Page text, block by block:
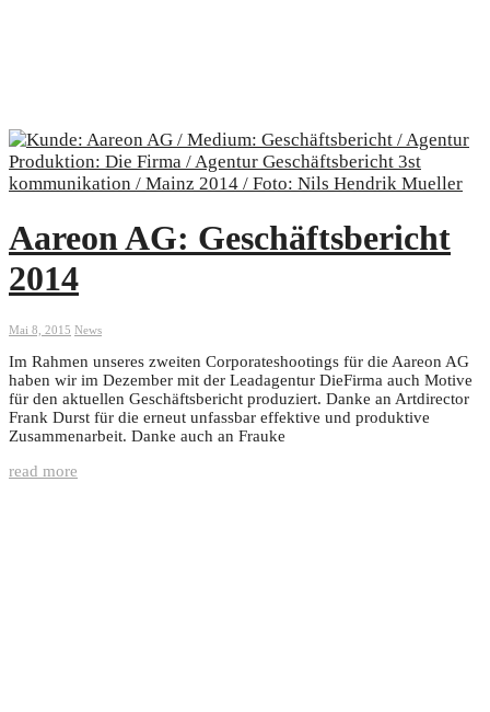
Aareon AG: Geschäftsbericht
2014
Mai 8, 2015 News
Im Rahmen unseres zweiten Corporateshootings für die Aareon AG
haben wir im Dezember mit der Leadagentur DieFirma auch Motive
für den aktuellen Geschäftsbericht produziert. Danke an Artdirector
Frank Durst für die erneut unfassbar effektive und produktive
Zusammenarbeit. Danke auch an Frauke
read more